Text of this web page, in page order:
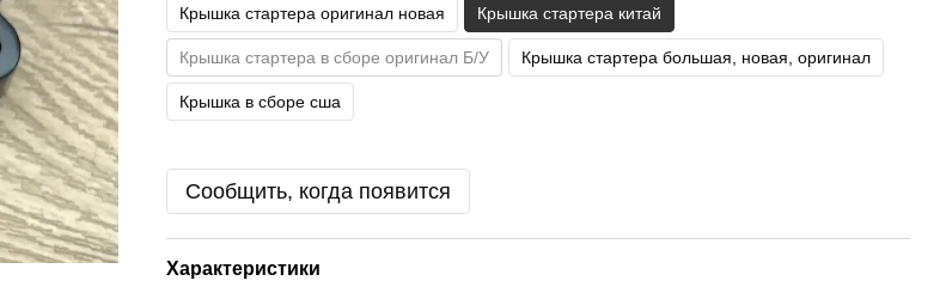
Крышка стартера оригинал новая Крышка стартера китай
Крышка стартера в сборе оригинал Б/У Крышка стартера большая, новая, оригинал
Крышка в сборе сша
Сообщить, когда появится
Характеристики